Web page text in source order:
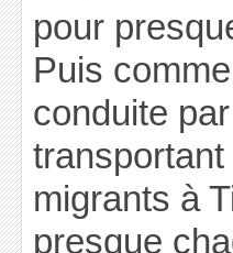
pour
Puis
conduite
migrants à
presque